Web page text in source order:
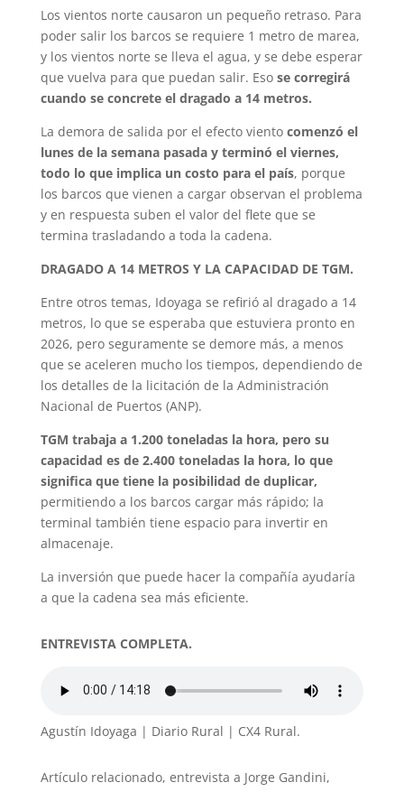
Los vientos norte causaron un pequeño retraso. Para
poder salir los barcos se requiere 1 metro de marea,
y los vientos norte se lleva el agua, y se debe esperar
que vuelva para que puedan salir. Eso se corregirá
cuando se concrete el dragado a 14 metros.
La demora de salida por el efecto viento comenzó el
lunes de la semana pasada y terminó el viernes,
todo lo que implica un costo para el país, porque
los barcos que vienen a cargar observan el problema
y en respuesta suben el valor del flete que se
termina trasladando a toda la cadena.
DRAGADO A 14 METROS Y LA CAPACIDAD DE TGM.
Entre otros temas, Idoyaga se refirió al dragado a 14
metros, lo que se esperaba que estuviera pronto en
2026, pero seguramente se demore más, a menos
que se aceleren mucho los tiempos, dependiendo de
los detalles de la licitación de la Administración
Nacional de Puertos (ANP).
TGM trabaja a 1.200 toneladas la hora, pero su
capacidad es de 2.400 toneladas la hora, lo que
significa que tiene la posibilidad de duplicar,
permitiendo a los barcos cargar más rápido; la
terminal también tiene espacio para invertir en
almacenaje.
La inversión que puede hacer la compañía ayudaría
a que la cadena sea más eficiente.
ENTREVISTA COMPLETA.
Agustín Idoyaga | Diario Rural | CX4 Rural.
Artículo relacionado, entrevista a Jorge Gandini,